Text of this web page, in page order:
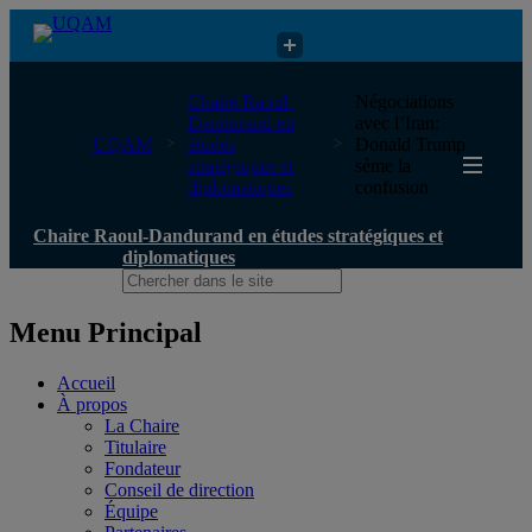
Chaire Raoul-Dandurand en études stratégiques et diplomatiques
UQAM
Chaire Raoul-
Dandurand en
études
stratégiques et
diplomatiques
Négociations
avec l’Iran:
Donald Trump
sème la
confusion
Chaire Raoul-Dandurand en études stratégiques et
diplomatiques
Menu Principal
Accueil
À propos
La Chaire
Titulaire
Fondateur
Conseil de direction
Équipe